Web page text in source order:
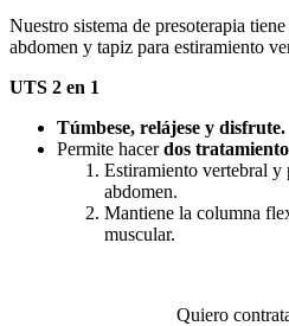
Nuestro sistema de presoterapia
abdomen y tapiz para estiramiento
UTS 2 en 1
Túmbese, relájese y disfrute.
Permite hacerdos
Estiramiento vertebral y
abdomen.
Mantiene la columna
muscular.
Quiero